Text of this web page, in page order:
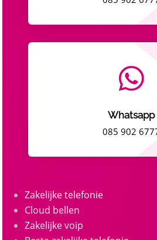

Whatsapp
085 902
Zakelijke telefonie
Cloud bellen
Zakelijke voip